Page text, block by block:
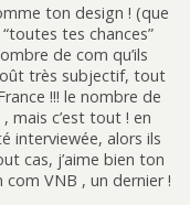
ton design ! (que
tes chances”
de com qu’ils
très subjectif, tout
!!! le nombre de
mais c’est tout ! en
interviewée, alors ils
cas, j’aime bien ton
com VNB , un dernier !